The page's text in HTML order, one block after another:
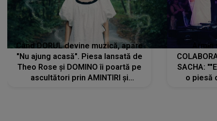
Când DORUL devine muzică, apare
"Nu ajung acasă". Piesa lansată de
Theo Rose și DOMINO îi poartă pe
ascultători prin AMINTIRI și
SACHA:
o piesă